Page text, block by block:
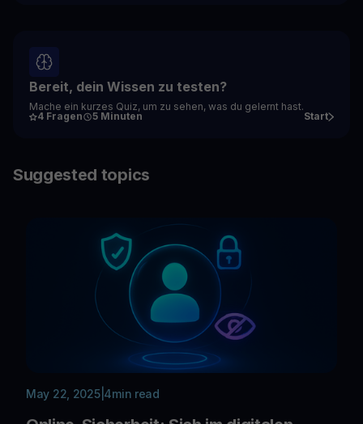
Bereit, dein Wissen zu testen?
Mache ein kurzes Quiz, um zu sehen, was du gelernt hast.
4 Fragen
5 Minuten Start
Suggested topics
May 22, 2025| 4min read